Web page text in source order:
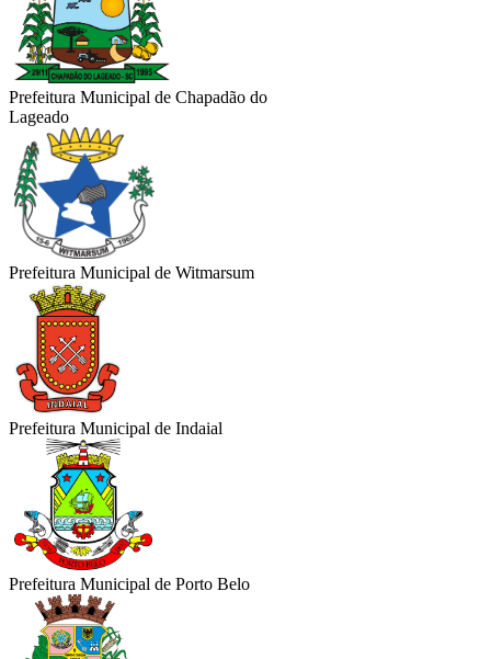
Prefeitura Municipal de Chapadão do
Lageado
Prefeitura Municipal de Witmarsum
Prefeitura Municipal de Indaial
Prefeitura Municipal de Porto Belo